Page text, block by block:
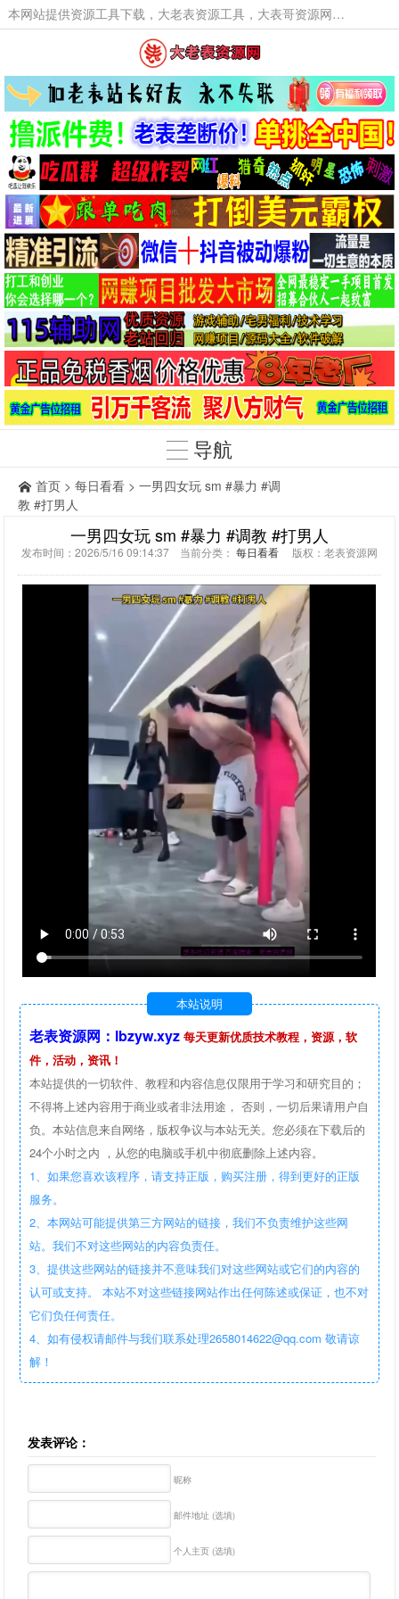
本网站提供资源工具下载，大老表资源工具，大表哥资源网软件工具，大老表资源下载，活动线报福利资源分享,活动线报，大型网游经典游戏，网络热门技术游戏辅助交流与分享。
导航
首页 > 每日看看 > 一男四女玩 sm #暴力 #调
教 #打男人
一男四女玩 sm #暴力 #调教 #打男人
发布时间：2026/5/16 09:14:37 当前分类： 每日看看 版权：老表资源网
本站说明
老表资源网：lbzyw.xyz 每天更新优质技术教程，资源，软
件，活动，资讯！
本站提供的一切软件、教程和内容信息仅限用于学习和研究目的；
不得将上述内容用于商业或者非法用途， 否则，一切后果请用户自
负。本站信息来自网络，版权争议与本站无关。您必须在下载后的
24个小时之内 ，从您的电脑或手机中彻底删除上述内容。
1、如果您喜欢该程序，请支持正版，购买注册，得到更好的正版
服务。
2、本网站可能提供第三方网站的链接，我们不负责维护这些网
站。我们不对这些网站的内容负责任。
3、提供这些网站的链接并不意味我们对这些网站或它们的内容的
认可或支持。 本站不对这些链接网站作出任何陈述或保证，也不对
它们负任何责任。
4、如有侵权请邮件与我们联系处理2658014622@qq.com 敬请谅
解！
发表评论：
昵称
邮件地址 (选填)
个人主页 (选填)